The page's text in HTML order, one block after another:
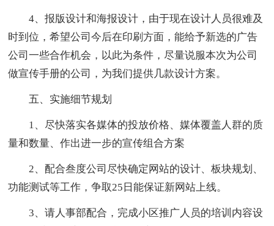
4、报版设计和海报设计，由于现在设计人员很难及
时到位，希望公司今后在印刷方面，能给予新选的广告
公司一些合作机会，以此为条件，尽量说服本次为公司
做宣传手册的公司，为我们提供几款设计方案。
五、实施细节规划
1、尽快落实各媒体的投放价格、媒体覆盖人群的质
量和数量、作出进一步的宣传组合方案
2、配合叁度公司尽快确定网站的设计、板块规划、
功能测试等工作，争取25日能保证新网站上线。
3、请人事部配合，完成小区推广人员的培训内容设